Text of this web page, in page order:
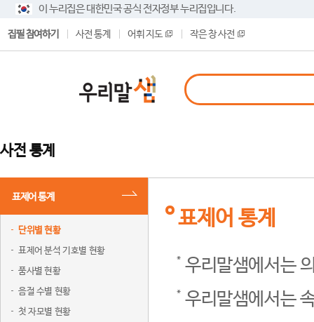
이 누리집은 대한민국 공식 전자정부 누리집입니다.
집필 참여하기 사전 통계 어휘 지도 작은 창 사전
사전 통계
표제어 통계
단위별 현황
표제어 분석 기호별 현황
품사별 현황
음절 수별 현황
첫 자모별 현황
표제어 통계
우리말샘에서는
우리말샘에서는